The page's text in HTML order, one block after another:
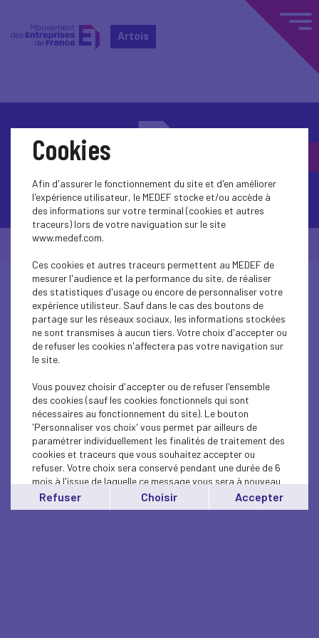
Artois
Contactez-nous
© Medef Artois 2026 -
Cookies
Afin d'assurer le fonctionnement du site et d'en améliorer
l'expérience utilisateur, le MEDEF stocke et/ou accède à
des informations sur votre terminal (cookies et autres
traceurs) lors de votre naviguation sur le site
www.medef.com.
Ces cookies et autres traceurs permettent au MEDEF de
mesurer l'audience et la performance du site, de réaliser
des statistiques d'usage ou encore de personnaliser votre
expérience utilisteur. Sauf dans le cas des boutons de
partage sur les réseaux sociaux, les informations stockées
ne sont transmises à aucun tiers. Votre choix d'accepter ou
de refuser les cookies n'affectera pas votre navigation sur
le site.
Vous pouvez choisir d'accepter ou de refuser l'ensemble
des cookies (sauf les cookies fonctionnels qui sont
nécessaires au fonctionnement du site). Le bouton
'Personnaliser vos choix' vous permet par ailleurs de
paramétrer individuellement les finalités de traitement des
cookies et traceurs que vous souhaitez accepter ou
refuser. Votre choix sera conservé pendant une durée de 6
mois à l'issue de laquelle ce message vous sera à nouveau
affiché..
Vous pouvez modifier votre choix à tout moment en
Refuser Choisir Accepter